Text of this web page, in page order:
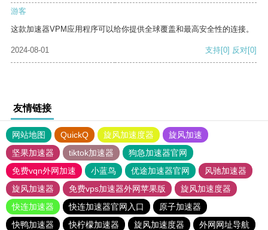
游客
这款加速器VPM应用程序可以给你提供全球覆盖和最高安全性的连接。
2024-08-01 支持[0] 反对[0]
友情链接
网站地图 QuickQ 旋风加速度器
旋风加速
坚果加速器
tiktok加速器
狗急加速器官网
免费vqn外网加速
小蓝鸟 优途加速器官网
风驰加速器
旋风加速器
免费vps加速器外网苹果版
旋风加速度器
快连加速器
快连加速器官网入口
原子加速器
快鸭加速器
快柠檬加速器 旋风加速度器
外网网址导航